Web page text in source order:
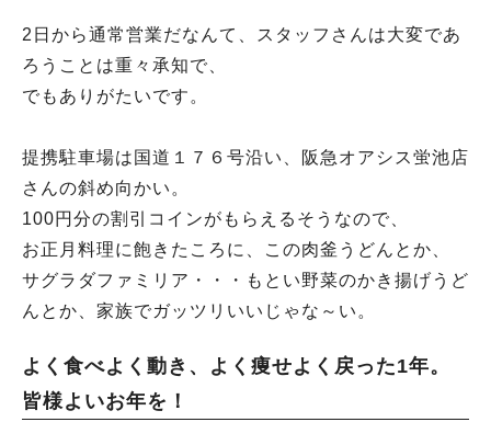
2日から通常営業だなんて、スタッフさんは大変であ
ろうことは重々承知で、
でもありがたいです。
提携駐車場は国道１７６号沿い、阪急オアシス蛍池店
さんの斜め向かい。
100円分の割引コインがもらえるそうなので、
お正月料理に飽きたころに、この肉釜うどんとか、
サグラダファミリア・・・もとい野菜のかき揚げうど
んとか、家族でガッツリいいじゃな～い。
よく食べよく動き、よく痩せよく戻った1年。
皆様よいお年を！